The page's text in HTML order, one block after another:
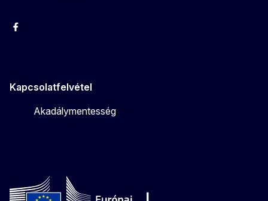
Facebook
Kapcsolatfelvétel
Akadálymentesség